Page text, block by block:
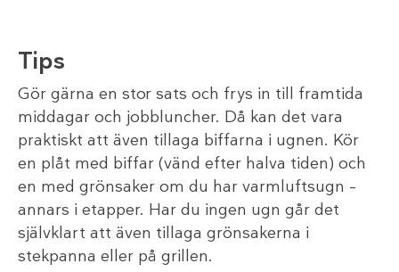
Tips
Gör gärna en stor sats och frys in till framtida
middagar och jobbluncher. Då kan det vara
praktiskt att även tillaga biffarna i ugnen. Kör
en plåt med biffar (vänd efter halva tiden) och
en med grönsaker om du har varmluftsugn –
annars i etapper. Har du ingen ugn går det
självklart att även tillaga grönsakerna i
stekpanna eller på grillen.